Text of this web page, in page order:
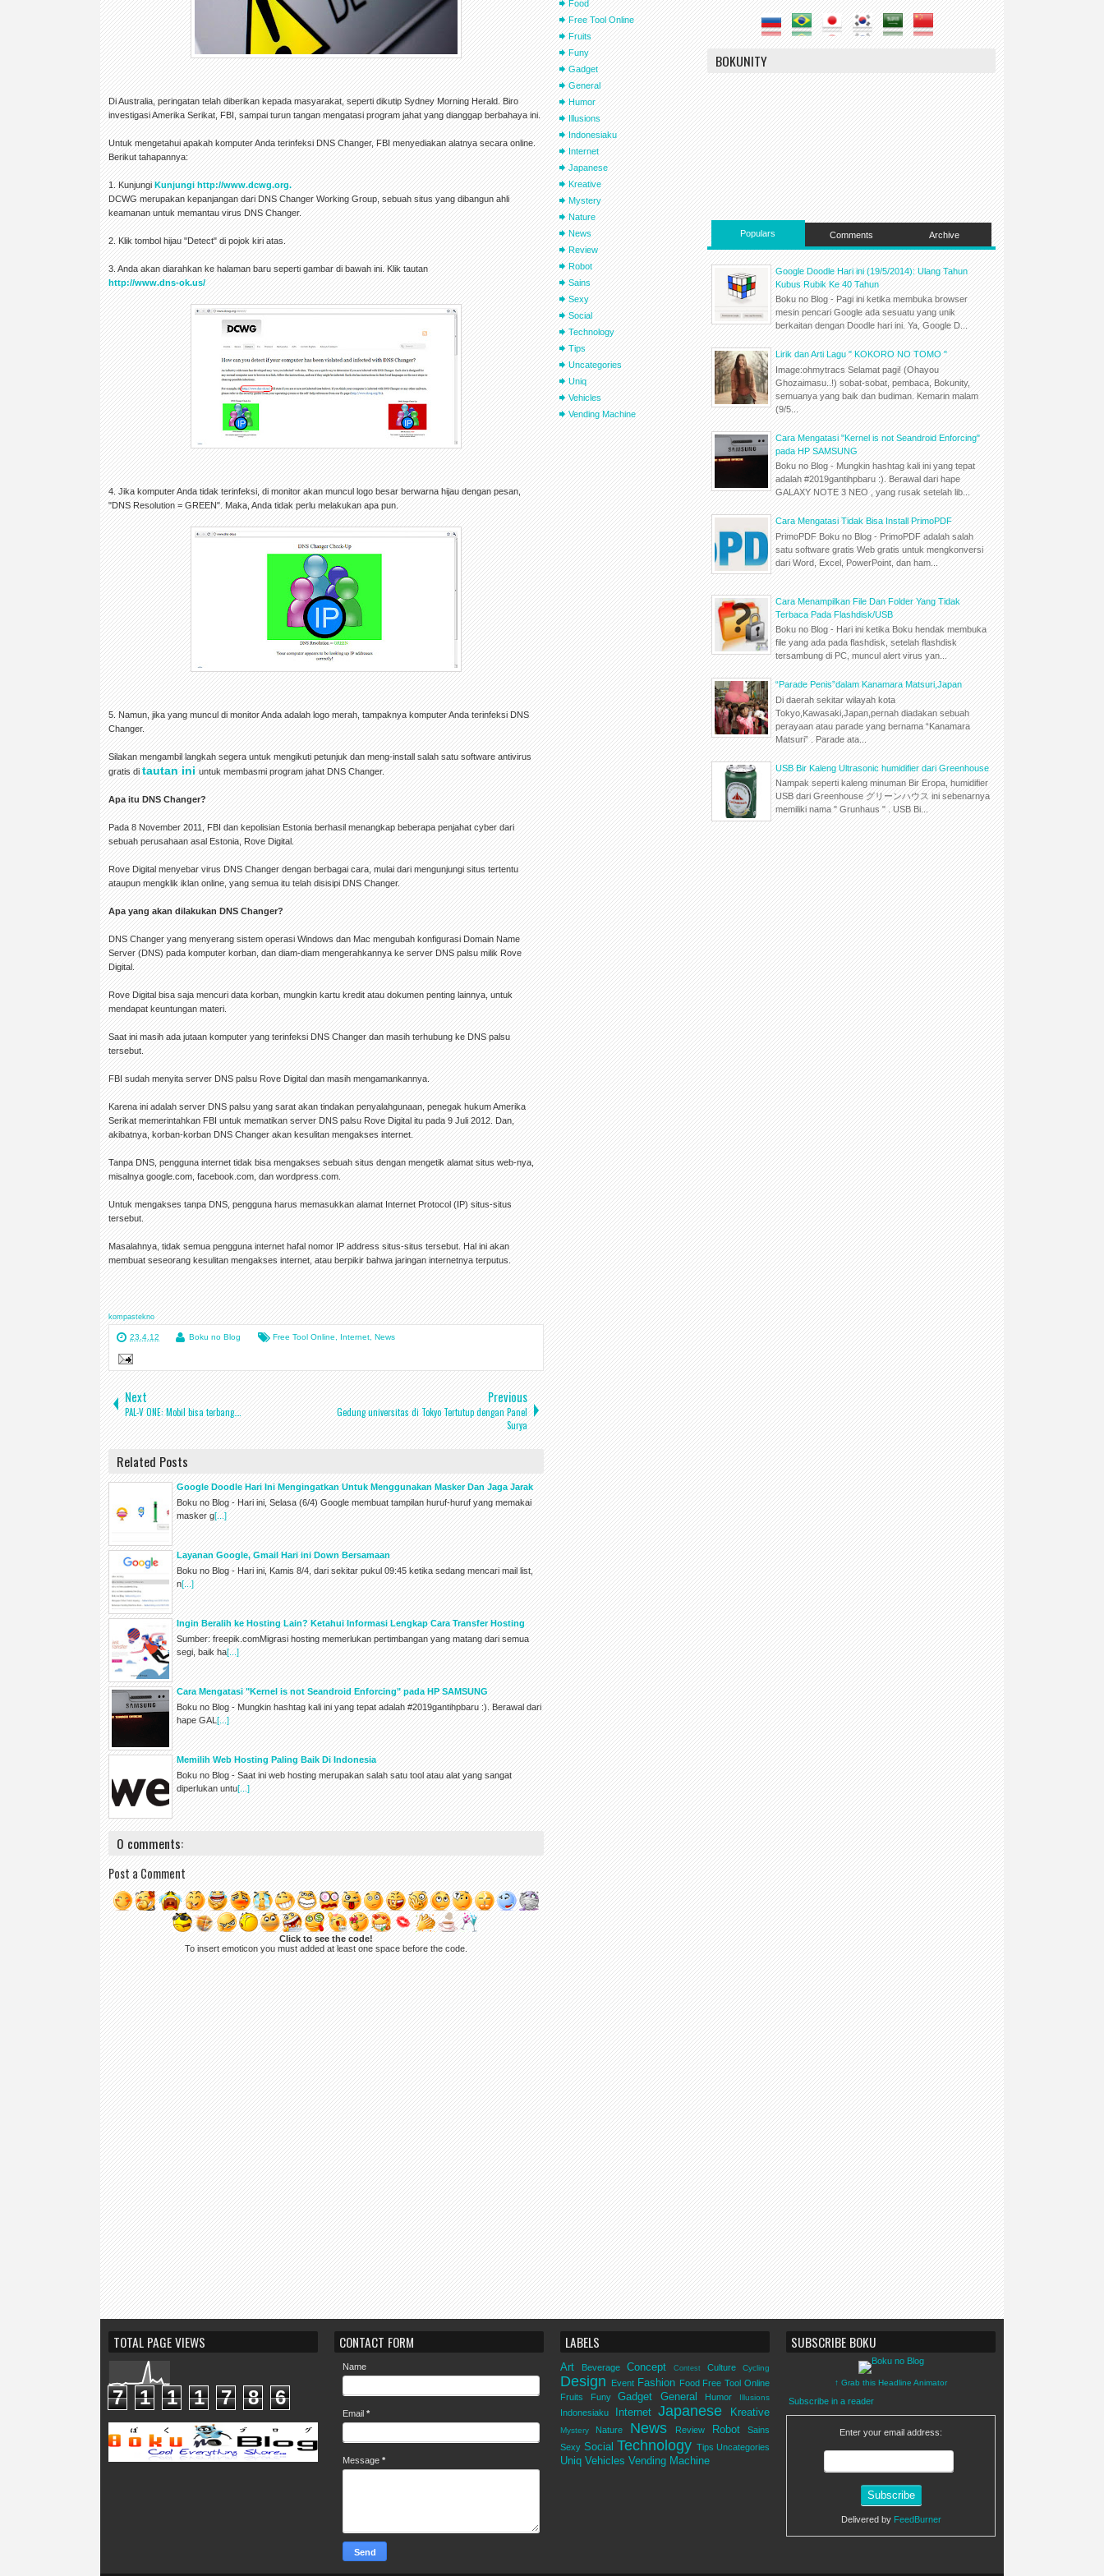
Di Australia, peringatan telah diberikan kepada masyarakat, seperti dikutip Sydney Morning Herald. Biro
investigasi Amerika Serikat, FBI, sampai turun tangan mengatasi program jahat yang dianggap berbahaya ini.
Untuk mengetahui apakah komputer Anda terinfeksi DNS Changer, FBI menyediakan alatnya secara online.
Berikut tahapannya:
1. KunjungiKunjungi http://www.dcwg.org.
DCWG merupakan kepanjangan dari DNS Changer Working Group, sebuah situs yang dibangun ahli
keamanan untuk memantau virus DNS Changer.
2. Klik tombol hijau "Detect" di pojok kiri atas.
3. Anda akan diarahkan ke halaman baru seperti gambar di bawah ini. Klik tautan
http://www.dns-ok.us/
4. Jika komputer Anda tidak terinfeksi, di monitor akan muncul logo besar berwarna hijau dengan pesan,
"DNS Resolution = GREEN". Maka, Anda tidak perlu melakukan apa pun.
5. Namun, jika yang muncul di monitor Anda adalah logo merah, tampaknya komputer Anda terinfeksi DNS
Changer.
Silakan mengambil langkah segera untuk mengikuti petunjuk dan meng-install salah satu software antivirus
gratis ditautan ini untuk membasmi program jahat DNS Changer.
Apa itu DNS Changer?
Pada 8 November 2011, FBI dan kepolisian Estonia berhasil menangkap beberapa penjahat cyber dari
sebuah perusahaan asal Estonia, Rove Digital.
Rove Digital menyebar virus DNS Changer dengan berbagai cara, mulai dari mengunjungi situs tertentu
ataupun mengklik iklan online, yang semua itu telah disisipi DNS Changer.
Apa yang akan dilakukan DNS Changer?
DNS Changer yang menyerang sistem operasi Windows dan Mac mengubah konfigurasi Domain Name
Server (DNS) pada komputer korban, dan diam-diam mengerahkannya ke server DNS palsu milik Rove
Digital.
Rove Digital bisa saja mencuri data korban, mungkin kartu kredit atau dokumen penting lainnya, untuk
mendapat keuntungan materi.
Saat ini masih ada jutaan komputer yang terinfeksi DNS Changer dan masih terhubung ke DNS palsu
tersebut.
FBI sudah menyita server DNS palsu Rove Digital dan masih mengamankannya.
Karena ini adalah server DNS palsu yang sarat akan tindakan penyalahgunaan, penegak hukum Amerika
Serikat memerintahkan FBI untuk mematikan server DNS palsu Rove Digital itu pada 9 Juli 2012. Dan,
akibatnya, korban-korban DNS Changer akan kesulitan mengakses internet.
Tanpa DNS, pengguna internet tidak bisa mengakses sebuah situs dengan mengetik alamat situs web-nya,
misalnya google.com, facebook.com, dan wordpress.com.
Untuk mengakses tanpa DNS, pengguna harus memasukkan alamat Internet Protocol (IP) situs-situs
tersebut.
Masalahnya, tidak semua pengguna internet hafal nomor IP address situs-situs tersebut. Hal ini akan
membuat seseorang kesulitan mengakses internet, atau berpikir bahwa jaringan internetnya terputus.
kompastekno
23.4.12 Boku no Blog Free Tool Online Internet News
Next
PAL-V ONE: Mobil bisa terbang….
Previous
Gedung universitas di Tokyo Tertutup dengan Panel
Surya
Related Posts
Google Doodle Hari Ini Mengingatkan Untuk Menggunakan Masker Dan Jaga Jarak
Boku no Blog - Hari ini, Selasa (6/4) Google membuat tampilan huruf-huruf yang memakai
masker g[...]
Layanan Google, Gmail Hari ini Down Bersamaan
Boku no Blog - Hari ini, Kamis 8/4, dari sekitar pukul 09:45 ketika sedang mencari mail list,
n[...]
Ingin Beralih ke Hosting Lain? Ketahui Informasi Lengkap Cara Transfer Hosting
Sumber: freepik.comMigrasi hosting memerlukan pertimbangan yang matang dari semua
segi, baik ha[...]
Cara Mengatasi "Kernel is not Seandroid Enforcing" pada HP SAMSUNG
Boku no Blog - Mungkin hashtag kali ini yang tepat adalah #2019gantihpbaru :). Berawal dari
hape GAL[...]
Memilih Web Hosting Paling Baik Di Indonesia
Boku no Blog - Saat ini web hosting merupakan salah satu tool atau alat yang sangat
diperlukan untu[...]
0 comments:
Post a Comment
Click to see the code!
To insert emoticon you must added at least one space before the code.
BOKUNITY
Populars Comments Archive
Google Doodle Hari ini (19/5/2014): Ulang Tahun
Kubus Rubik Ke 40 Tahun
Boku no Blog - Pagi ini ketika membuka browser
mesin pencari Google ada sesuatu yang unik
berkaitan dengan Doodle hari ini. Ya, Google D...
Lirik dan Arti Lagu " KOKORO NO TOMO "
Image:ohmytracs Selamat pagi! (Ohayou
Ghozaimasu..!) sobat-sobat, pembaca, Bokunity,
semuanya yang baik dan budiman. Kemarin malam
(9/5...
Cara Mengatasi "Kernel is not Seandroid Enforcing"
pada HP SAMSUNG
Boku no Blog - Mungkin hashtag kali ini yang tepat
adalah #2019gantihpbaru :). Berawal dari hape
GALAXY NOTE 3 NEO , yang rusak setelah lib...
Cara Mengatasi Tidak Bisa Install PrimoPDF
PrimoPDF Boku no Blog - PrimoPDF adalah salah
satu software gratis Web gratis untuk mengkonversi
dari Word, Excel, PowerPoint, dan ham...
Cara Menampilkan File Dan Folder Yang Tidak
Terbaca Pada Flashdisk/USB
Boku no Blog - Hari ini ketika Boku hendak membuka
file yang ada pada flashdisk, setelah flashdisk
tersambung di PC, muncul alert virus yan...
“Parade Penis”dalam Kanamara Matsuri,Japan
Di daerah sekitar wilayah kota
Tokyo,Kawasaki,Japan,pernah diadakan sebuah
perayaan atau parade yang bernama “Kanamara
Matsuri” . Parade ata...
USB Bir Kaleng Ultrasonic humidifier dari Greenhouse
Nampak seperti kaleng minuman Bir Eropa, humidifier
USB dari Greenhouse グリーンハウス ini sebenarnya
memiliki nama " Grunhaus " . USB Bi...
Food
Free Tool Online
Fruits
Funy
Gadget
General
Humor
Illusions
Indonesiaku
Internet
Japanese
Kreative
Mystery
Nature
News
Review
Robot
Sains
Sexy
Social
Technology
Tips
Uncategories
Uniq
Vehicles
Vending Machine
TOTAL PAGE VIEWS
7 1 1 1 7 8 6
CONTACT FORM
Name
Email *
Message *
LABELS
Art Beverage Concept Contest Culture Cycling
Design Event Fashion Food Free Tool Online
Fruits
Funy Gadget General Humor Illusions
Indonesiaku Internet Japanese Kreative
Mystery Nature News Review Robot
Sains
Sexy Social Technology Tips Uncategories
Uniq Vehicles Vending Machine
SUBSCRIBE BOKU
↑ Grab this Headline Animator
Subscribe in a reader
Enter your email address:
Delivered by FeedBurner